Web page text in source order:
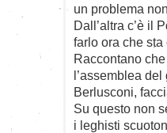
un problema
Dall’altra c’è il
farlo ora che
Raccontano
l’assemblea
Berlusconi,
Su questo non
i leghisti